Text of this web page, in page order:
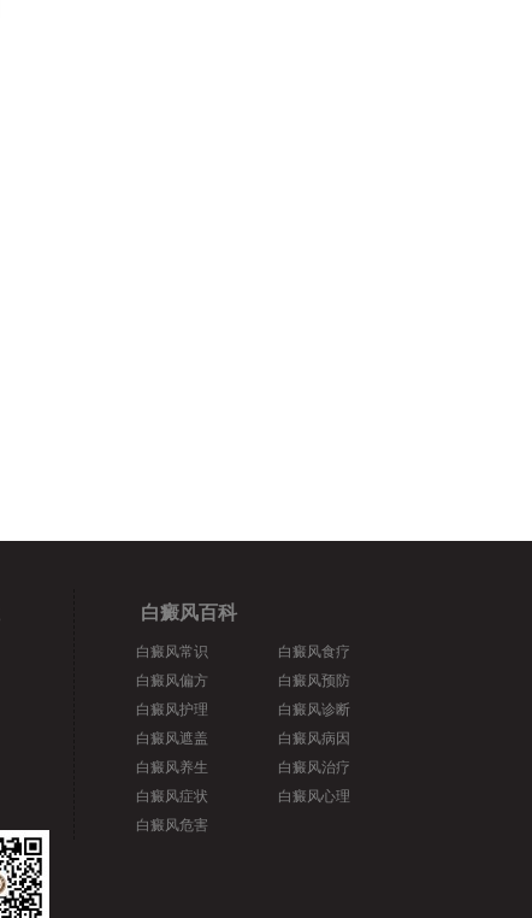
白癜风百科
白癜风常识
白癜风偏方
白癜风护理
白癜风遮盖
白癜风养生
白癜风症状
白癜风危害
白癜风食疗
白癜风预防
白癜风诊断
白癜风病因
白癜风治疗
白癜风心理